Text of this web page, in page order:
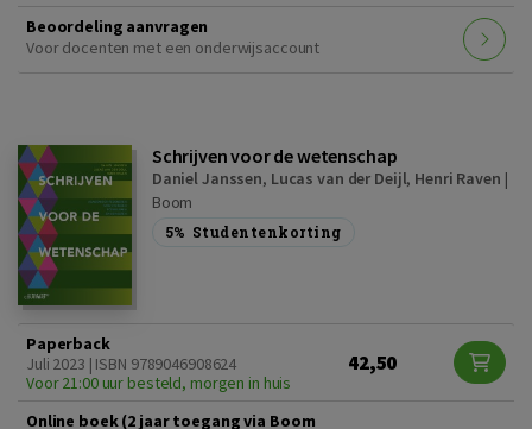
Beoordeling aanvragen
Voor docenten met een onderwijsaccount
Schrijven voor de wetenschap
Daniel Janssen, Lucas van der Deijl, Henri Raven |
Boom
5% Studentenkorting
Paperback
Juli 2023 | ISBN 9789046908624
Voor 21:00 uur besteld, morgen in huis
42,50
Online boek (2 jaar toegang via Boom